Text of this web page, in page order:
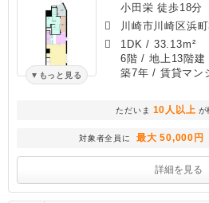
もっと見る
小田栄 徒歩18分
川崎市川崎区浜町
1DK / 33.13m²
6階 / 地上13階建
築7年 / 賃貸マン
ただいま 10人以上 が
対象者全員に 最大 50,000円
詳細を見る